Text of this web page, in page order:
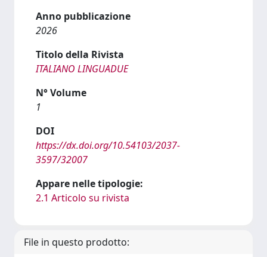
Anno pubblicazione
2026
Titolo della Rivista
ITALIANO LINGUADUE
N° Volume
1
DOI
https://dx.doi.org/10.54103/2037-
3597/32007
Appare nelle tipologie:
2.1 Articolo su rivista
File in questo prodotto: